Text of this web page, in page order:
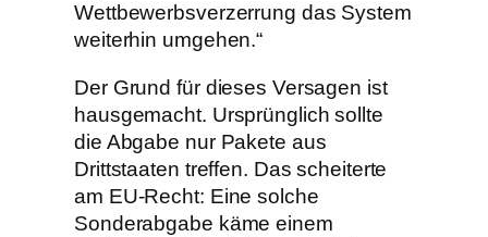
Wettbewerbsverzerrung das System
weiterhin umgehen.“
Der Grund für dieses Versagen ist
hausgemacht. Ursprünglich sollte
die Abgabe nur Pakete aus
Drittstaaten treffen. Das scheiterte
am EU-Recht: Eine solche
Sonderabgabe käme einem